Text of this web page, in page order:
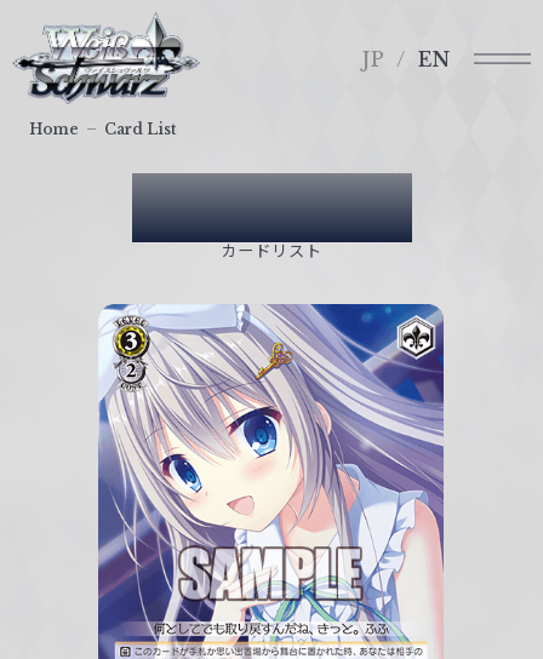
ァ
イ
JP EN
Card List
カードリスト
Home Card List